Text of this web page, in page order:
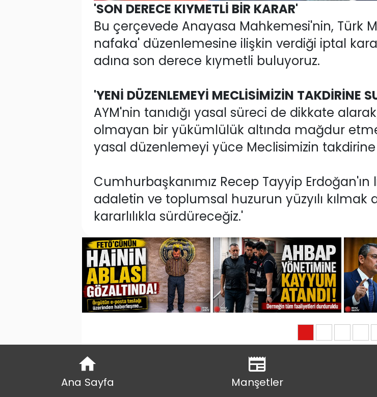
'SON DERECE KIYMETLİ BİR KARAR'
Bu çerçevede Anayasa Mahkemesi'nin, Türk
nafaka' düzenlemesine ilişkin verdiği iptal
adına son derece kıymetli buluyoruz.
'YENİ DÜZENLEMEYİ MECLİSİMİZİN TAKDİRİNE
AYM'nin tanıdığı yasal süreci de dikkate
olmayan bir yükümlülük altında mağdur
yasal düzenlemeyi yüce Meclisimizin takdirine
Cumhurbaşkanımız Recep Tayyip Erdoğan'ın
adaletin ve toplumsal huzurun yüzyılı kılmak
kararlılıkla sürdüreceğiz.'
Ana Sayfa Manşetler